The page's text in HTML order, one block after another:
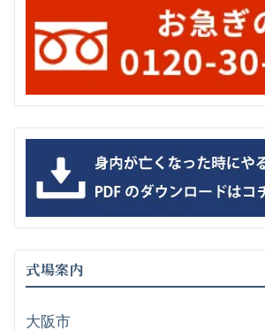
式場案内
大阪市